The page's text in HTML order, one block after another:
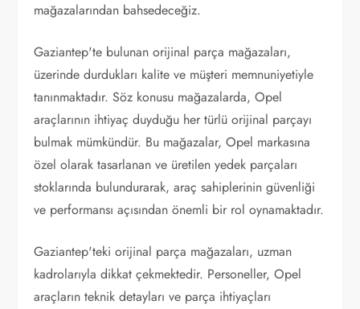
mağazalarından bahsedeceğiz.
Gaziantep'te bulunan orijinal parça mağazaları,
üzerinde durdukları kalite ve müşteri memnuniyetiyle
tanınmaktadır. Söz konusu mağazalarda, Opel
araçlarının ihtiyaç duyduğu her türlü orijinal parçayı
bulmak mümkündür. Bu mağazalar, Opel markasına
özel olarak tasarlanan ve üretilen yedek parçaları
stoklarında bulundurarak, araç sahiplerinin güvenliği
ve performansı açısından önemli bir rol oynamaktadır.
Gaziantep'teki orijinal parça mağazaları, uzman
kadrolarıyla dikkat çekmektedir. Personeller, Opel
araçların teknik detayları ve parça ihtiyaçları